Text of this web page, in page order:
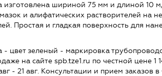
изготовлена шириной 75 мм и длиной 10
и алифатических растворителей на
Простая и гладкая поверхность для
- цвет зеленый - маркировка
на сайте spb.tze1.ru по честной цене 1
- 21 авг. Консультации и прием заказов